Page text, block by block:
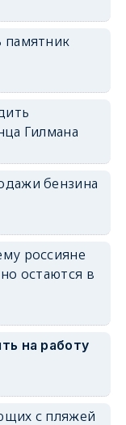
памятник
Гилмана
бензина
россияне
остаются в
на работу
с пляжей